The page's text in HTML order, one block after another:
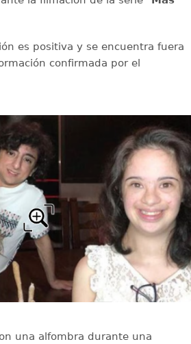
es positiva y se encuentra fuera
confirmada por el
una alfombra durante una